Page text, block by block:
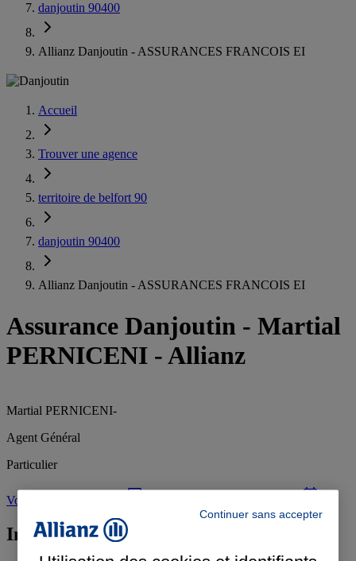
danjoutin 90400
Allianz Danjoutin - ASSURANCES FRANCOIS EI
Accueil
Trouver une agence
territoire de belfort 90
danjoutin 90400
Allianz Danjoutin - ASSURANCES FRANCOIS EI
Assurance Danjoutin - Martial
PERNICENI - Allianz
Martial PERNICENI-
Agent Général
Particulier
Votre devis en 1 minute
Informations de l'agence
Continuer sans accepter